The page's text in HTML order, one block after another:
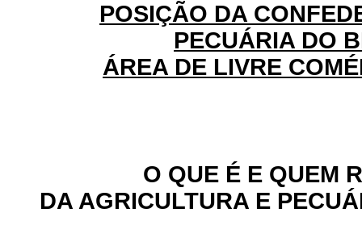
POSIÇÃO DA
PECUÁRIA DO
ÁREA DE LIVRE
O QUE É E QUEM
DA AGRICULTURA E